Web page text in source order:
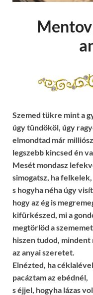
Szemed tükre mint a
úgy tündököl, úgy
elmondtad már
legszebb kincsed én
Mesét mondasz
simogatsz, ha felkelek,
s hogyha néha úgy
hogy az ég is
kifürkészed, mi a
megtörlöd a szememet,
hiszen tudod, mindent
az anyai szeretet.
Elnézted, ha céklalével
pacáztam az ebédnél,
s éjjel, hogyha lázas